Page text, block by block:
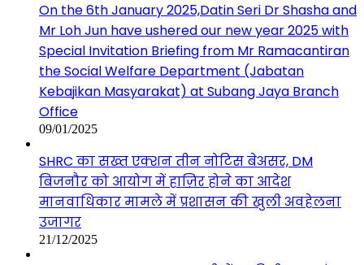
On the 6th January 2025,Datin Seri Dr Shasha and
Mr Loh Jun have ushered our new year 2025 with
Special Invitation Briefing from Mr Ramacantiran
the Social Welfare Department (Jabatan
Kebajikan Masyarakat) at Subang Jaya Branch
Office
09/01/2025
SHRC का सख्त एक्शन तीन नोटिस बेअसर, DM
बिजनौर को आयोग में हाज़िर होने का आदेश
मानवाधिकार मामले में प्रशासन की खुली अवहेलना
उजागर
21/12/2025